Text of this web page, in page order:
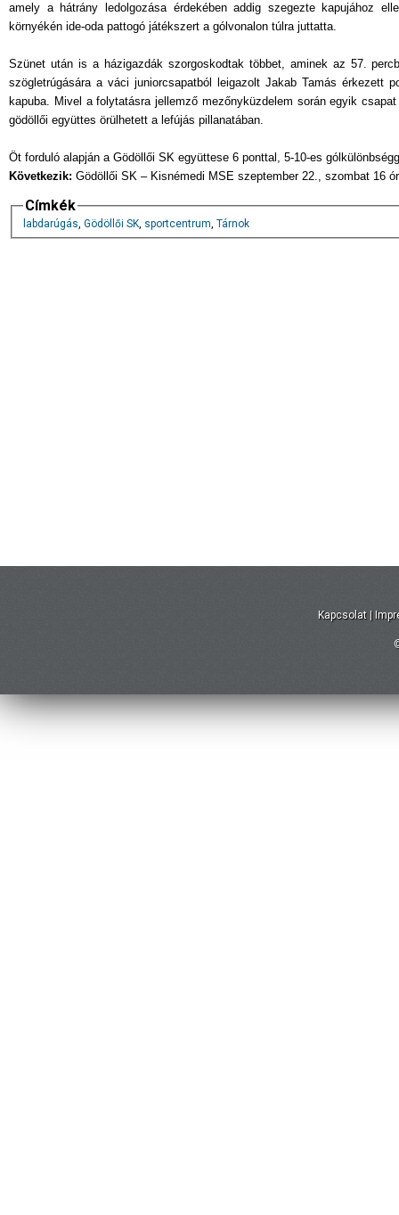
amely a hátrány ledolgozása érdekében addig szegezte kapujához
környékén ide-oda pattogó játékszert a gólvonalon túlra juttatta.
Szünet után is a házigazdák szorgoskodtak többet, aminek az 57.
szögletrúgására a váci juniorcsapatból leigazolt Jakab Tamás érkezett
kapuba. Mivel a folytatásra jellemző mezőnyküzdelem során egyik
gödöllői együttes örülhetett a lefújás pillanatában.
Öt forduló alapján a Gödöllői SK együttese 6 ponttal, 5-10-es
Következik: Gödöllői SK – Kisnémedi MSE szeptember 22., szombat 16
Címkék
labdarúgás, Gödöllői SK, sportcentrum, Tárnok
Kapcsolat |